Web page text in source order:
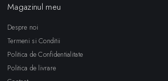
Magazinul meu
Despre noi
Termeni si Conditii
Politica de Confidentialitate
Politica de livrare